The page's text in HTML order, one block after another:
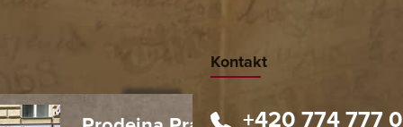
Kontakt
+420 774 777